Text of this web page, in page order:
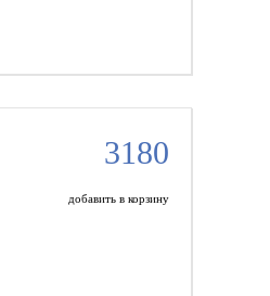
3180
добавить в корзину